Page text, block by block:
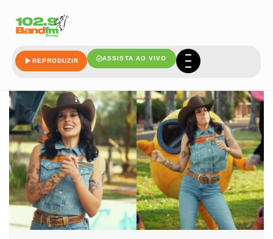
REPRODUZIR ASSISTA AO VIVO
turma